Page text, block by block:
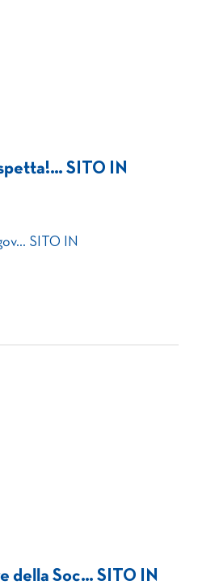
SITO IN
SITO IN
della Soc… SITO IN